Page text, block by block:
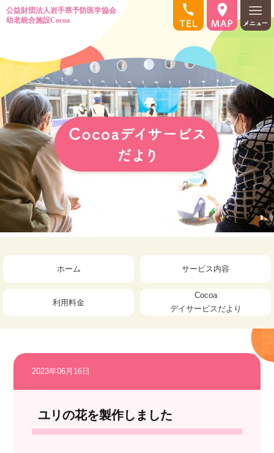
ホーム サービス内容
利用料金
Cocoa
デイサービスだより
2023年06月16日
ユリの花を製作しました